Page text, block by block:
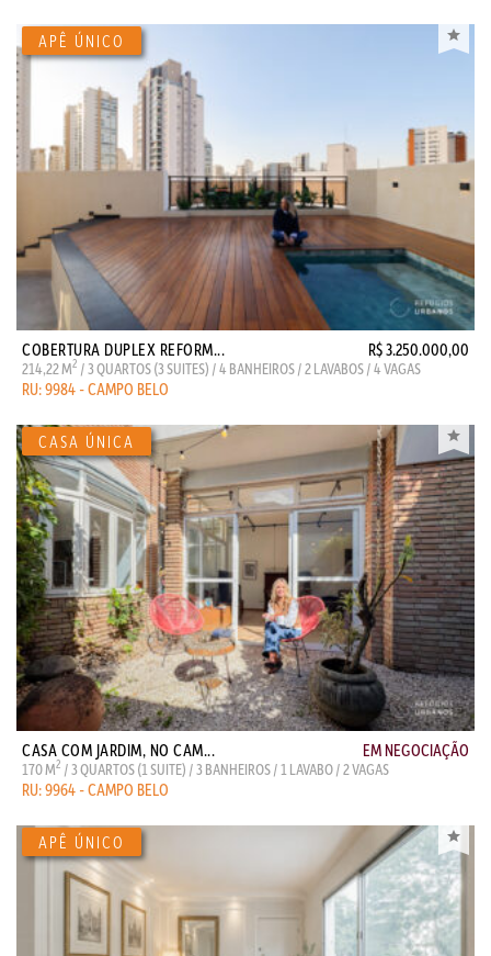
COBERTURA DUPLEX REFORM... R$ 3.250.000,00
214,22 M2 / 3 QUARTOS (3 SUITES) / 4 BANHEIROS / 2 LAVABOS / 4 VAGAS
RU: 9984 - CAMPO BELO
CASA COM JARDIM, NO CAM... EM NEGOCIAÇÃO
170 M2 / 3 QUARTOS (1 SUITE) / 3 BANHEIROS / 1 LAVABO / 2 VAGAS
RU: 9964 - CAMPO BELO